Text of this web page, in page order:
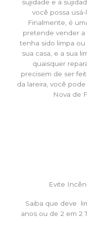
sujidade e a
você possa
Finalmente, é
pretende vender a
tenha sido limpa
sua casa, e a sua
quaisquer
precisem de ser
da lareira, você
Nova de
Evite
Saiba que deve
anos ou de 2 em 2